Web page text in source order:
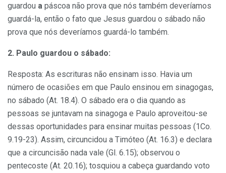
guardou a páscoa não prova que nós também deveríamos
guardá-la, então o fato que Jesus guardou o sábado não
prova que nós deveríamos guardá-lo também.
2. Paulo guardou o sábado:
Resposta: As escrituras não ensinam isso. Havia um
número de ocasiões em que Paulo ensinou em sinagogas,
no sábado (At. 18.4). O sábado era o dia quando as
pessoas se juntavam na sinagoga e Paulo aproveitou-se
dessas oportunidades para ensinar muitas pessoas (1Co.
9.19-23). Assim, circuncidou a Timóteo (At. 16.3) e declara
que a circuncisão nada vale (Gl. 6.15); observou o
pentecoste (At. 20.16); tosquiou a cabeça guardando voto